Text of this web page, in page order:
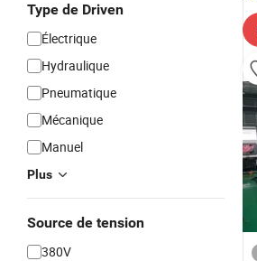
Type de Driven
Électrique
Hydraulique
Pneumatique
Mécanique
Manuel
Plus
Source de tension
380V